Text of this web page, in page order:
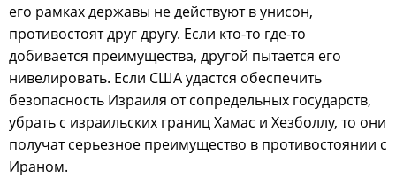
его рамках державы не действуют в унисон,
противостоят друг другу. Если кто-то где-то
добивается преимущества, другой пытается его
нивелировать. Если США удастся обеспечить
безопасность Израиля от сопредельных государств,
убрать с израильских границ Хамас и Хезболлу, то они
получат серьезное преимущество в противостоянии с
Ираном.